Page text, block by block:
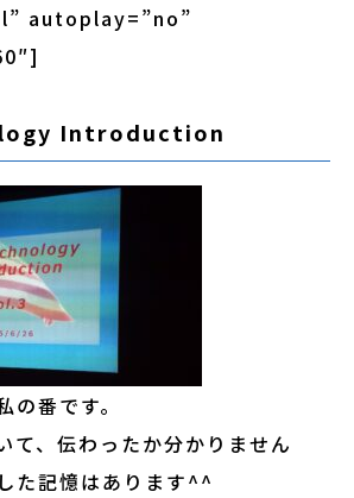
autoplay=”no”
Introduction
番です。
て、伝わったか分かりません
た記憶はあります^^